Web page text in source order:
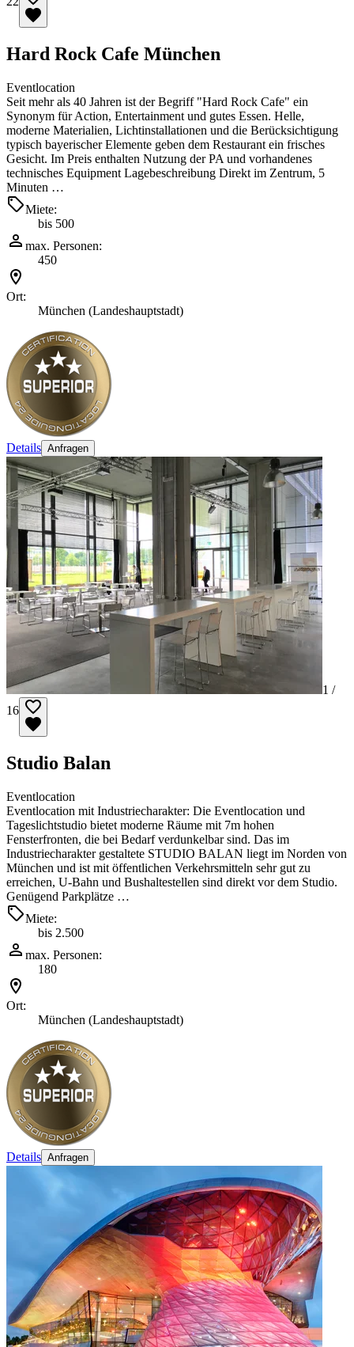
Hard Rock Cafe München
Eventlocation
Seit mehr als 40 Jahren ist der Begriff "Hard Rock Cafe" ein
Synonym für Action, Entertainment und gutes Essen. Helle,
moderne Materialien, Lichtinstallationen und die Berücksichtigung
typisch bayerischer Elemente geben dem Restaurant ein frisches
Gesicht. Im Preis enthalten Nutzung der PA und vorhandenes
technisches Equipment Lagebeschreibung Direkt im Zentrum, 5
Minuten …
Miete:
bis 500
max. Personen:
450
Ort:
München (Landeshauptstadt)
Details Anfragen
1 /
16
Studio Balan
Eventlocation
Eventlocation mit Industriecharakter: Die Eventlocation und
Tageslichtstudio bietet moderne Räume mit 7m hohen
Fensterfronten, die bei Bedarf verdunkelbar sind. Das im
Industriecharakter gestaltete STUDIO BALAN liegt im Norden von
München und ist mit öffentlichen Verkehrsmitteln sehr gut zu
erreichen, U-Bahn und Bushaltestellen sind direkt vor dem Studio.
Genügend Parkplätze …
Miete:
bis 2.500
max. Personen:
180
Ort:
München (Landeshauptstadt)
Details Anfragen